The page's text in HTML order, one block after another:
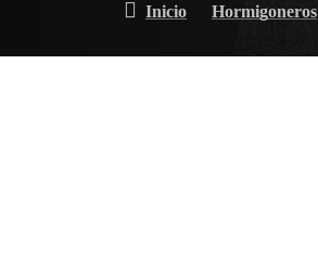
Inicio Hormigoneros